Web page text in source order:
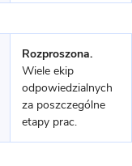
Rozproszona.
Wiele ekip
odpowiedzialnych
za poszczególne
etapy prac.